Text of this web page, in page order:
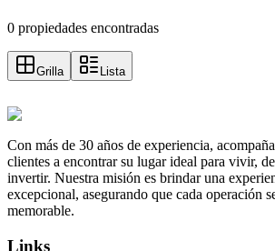
0 propiedades encontradas
Grilla Lista
Con más de 30 años de experiencia,
clientes a encontrar su lugar ideal para vivir,
invertir. Nuestra misión es brindar una
excepcional, asegurando que cada operación
memorable.
Links